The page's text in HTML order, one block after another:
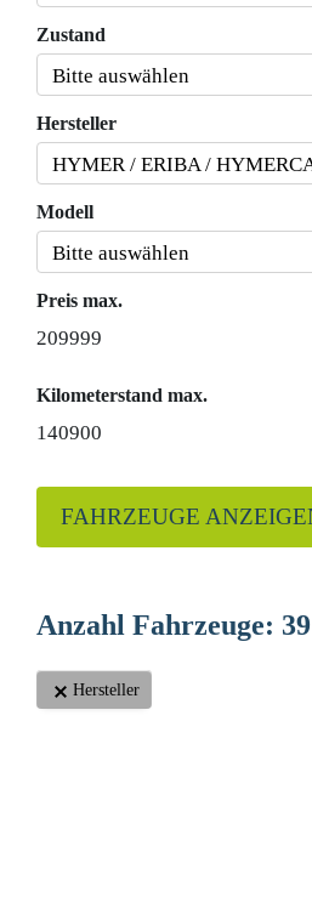
Anzahl Fahrzeuge: 39
Hersteller
Zustand
Bitte auswählen
Hersteller
HYMER / ERIBA /
Modell
Bitte auswählen
Preis max.
209999
Kilometerstand max.
140900
FAHRZEUGE